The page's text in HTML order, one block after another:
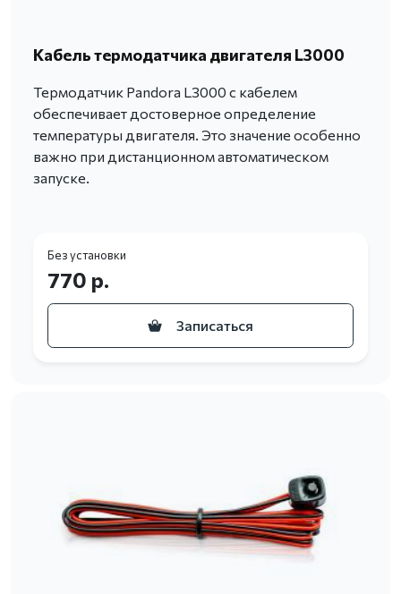
Кабель термодатчика двигателя L3000
Термодатчик Pandora L3000 с кабелем
обеспечивает достоверное определение
температуры двигателя. Это значение особенно
важно при дистанционном автоматическом
запуске.
Без установки
770 р.
Записаться